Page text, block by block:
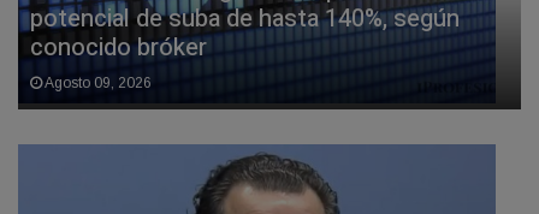
potencial de suba de hasta 140%, según
conocido bróker
Agosto 09, 2026